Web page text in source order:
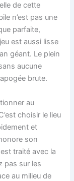
de cette
n’est pas une
parfaite,
est aussi lisse
géant. Le plein
aucune
brute.
au
choisir le lieu
et
son
traité avec la
pas sur les
au milieu de